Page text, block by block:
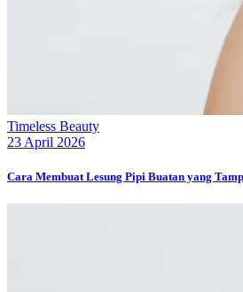
Timeless Beauty
23 April 2026
Cara Membuat Lesung Pipi Buatan yang